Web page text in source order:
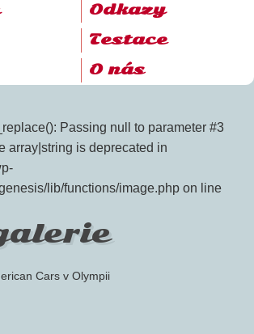
Odkazy
Testace
O nás
Passing null to parameter #3
array|string is deprecated in
lib/functions/image.php on line
Cars v Olympii